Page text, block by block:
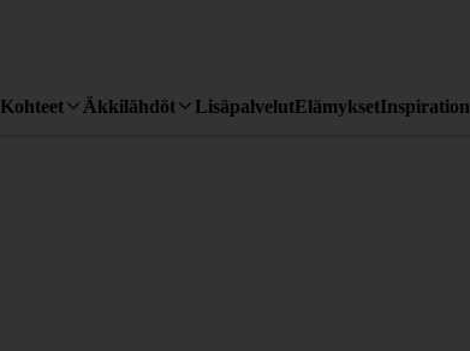
Kohteet Äkkilähdöt LisäpalvelutElämyksetInspiration